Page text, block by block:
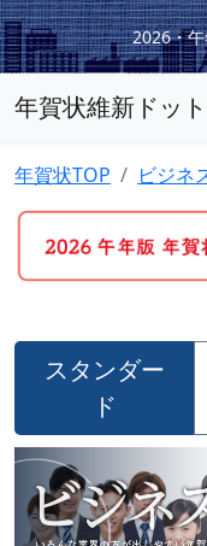
2026・
年賀状維新ドッ
年賀状TOP ビジネ
スタンダー
ド